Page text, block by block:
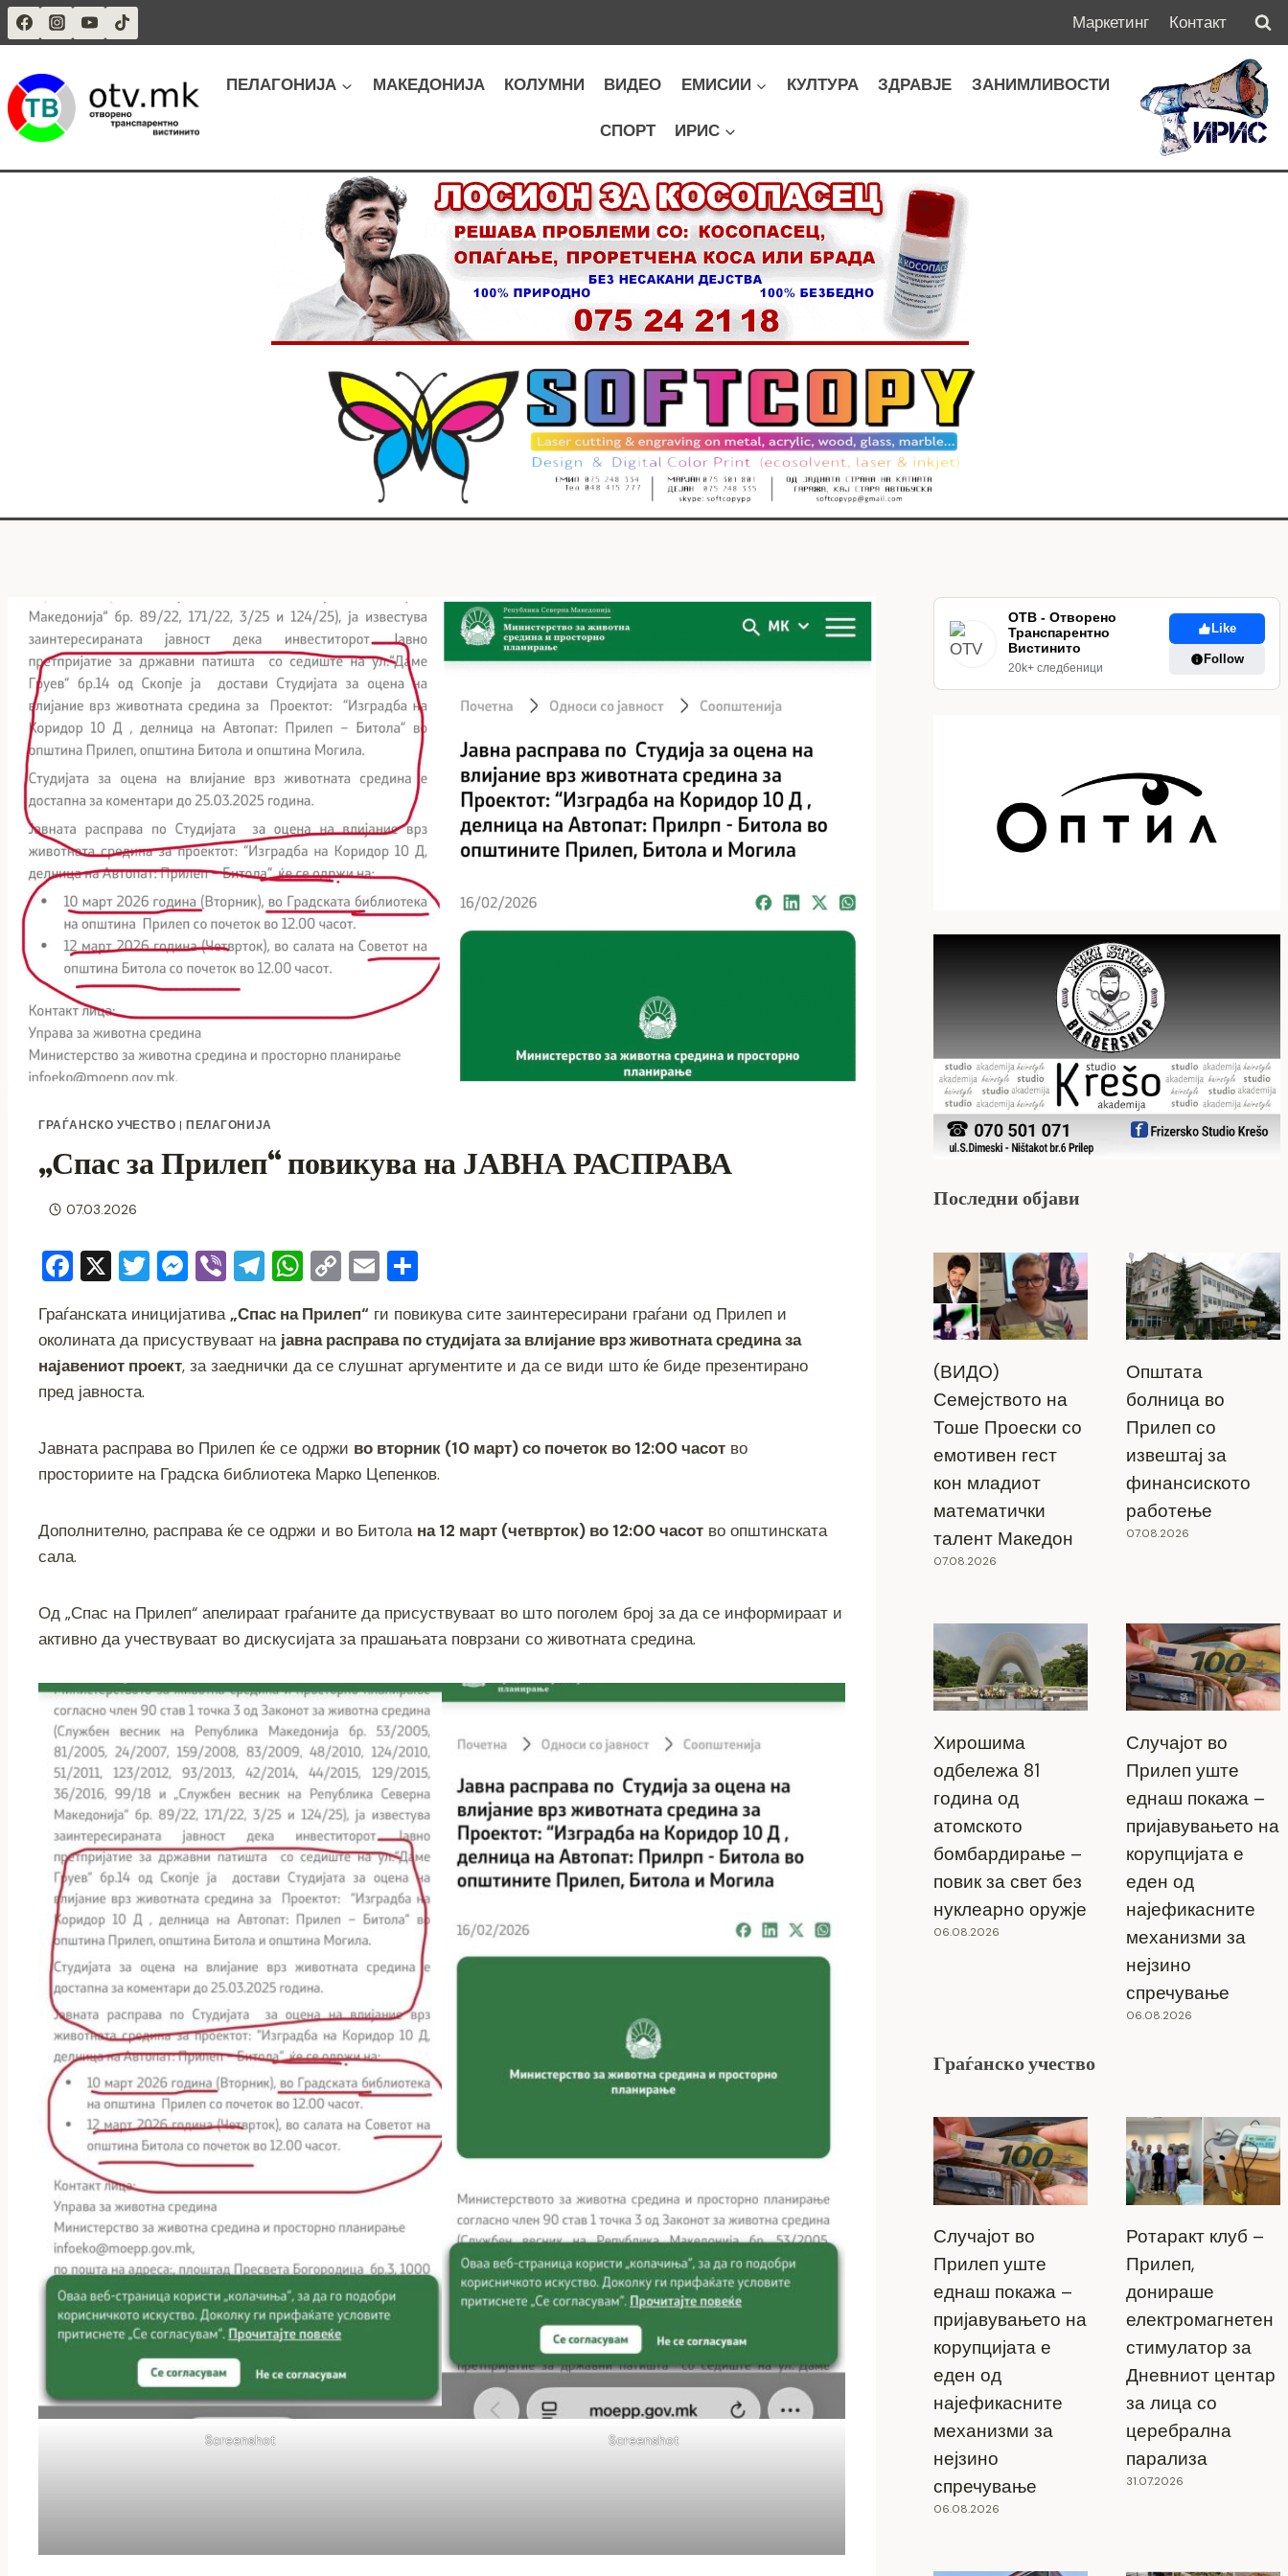
Skip
to
Маркетинг Контакт
ПЕЛАГОНИЈА МАКЕДОНИЈА КОЛУМНИ ВИДЕО ЕМИСИИ КУЛТУРА ЗДРАВЈЕ ЗАНИМЛИВОСТИ
СПОРТ ИРИС
ГРАЃАНСКО УЧЕСТВО | ПЕЛАГОНИЈА
„Спас за Прилеп“ повикува на ЈАВНА РАСПРАВА
07.03.2026
F
c
e
b
o
k
X T
tt
er
M
ss
e
er
Vi
er
T
e
gr
W
at
s
p
C
p
y
Li
k
E
ai
l
ar
e
Граѓанската иницијатива „Спас на Прилеп“ ги повикува сите заинтересирани граѓани од Прилеп и
околината да присуствуваат на јавна расправа по студијата за влијание врз животната средина за
најавениот проект, за заеднички да се слушнат аргументите и да се види што ќе биде презентирано
пред јавноста.
Јавната расправа во Прилеп ќе се одржи во вторник (10 март) со почеток во 12:00 часот во
просториите на Градска библиотека Марко Цепенков.
Дополнително, расправа ќе се одржи и во Битола на 12 март (четврток) во 12:00 часот во општинската
сала.
Од „Спас на Прилеп“ апелираат граѓаните да присуствуваат во што поголем број за да се информираат и
активно да учествуваат во дискусијата за прашањата поврзани со животната средина.
Screenshot Screenshot
ОТВ - Отворено
Транспарентно
Вистинито
20k+ следбеници
Like
Follow
Последни објави
(ВИДО)
Семејството на
Тоше Проески со
емотивен гест
кон младиот
математички
талент Македон
07.08.2026
Општата
болница во
Прилеп со
извештај за
финансиското
работење
07.08.2026
Хирошима
одбележа 81
година од
атомското
бомбардирање –
повик за свет без
нуклеарно оружје
06.08.2026
Случајот во
Прилеп уште
еднаш покажа –
пријавувањето на
корупцијата е
еден од
најефикасните
механизми за
нејзино
спречување
06.08.2026
Граѓанско учество
Случајот во
Прилеп уште
еднаш покажа –
пријавувањето на
корупцијата е
еден од
најефикасните
механизми за
нејзино
спречување
06.08.2026
Ротаракт клуб –
Прилеп,
донираше
електромагнетен
стимулатор за
Дневниот центар
за лица со
церебрална
парализа
31.07.2026